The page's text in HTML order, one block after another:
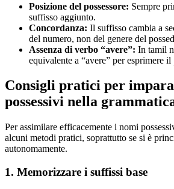
Posizione del possessore: Sempre
suffisso aggiunto.
Concordanza: Il suffisso cambia a
del numero, non del genere del
Assenza di verbo “avere”: In tamil
equivalente a “avere” per esprimere il
Consigli pratici per
possessivi nella
Per assimilare efficacemente i nomi
alcuni metodi pratici, soprattutto se si è
autonomamente.
1. Memorizzare i suffissi base